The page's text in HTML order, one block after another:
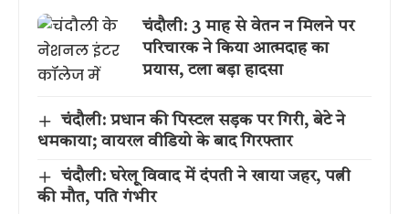
चंदौली: 3 माह से वेतन न मिलने पर
परिचारक ने किया आत्मदाह का
प्रयास, टला बड़ा हादसा
चंदौली: प्रधान की पिस्टल सड़क पर गिरी, बेटे ने
धमकाया; वायरल वीडियो के बाद गिरफ्तार
चंदौली: घरेलू विवाद में दंपती ने खाया जहर, पत्नी
की मौत, पति गंभीर